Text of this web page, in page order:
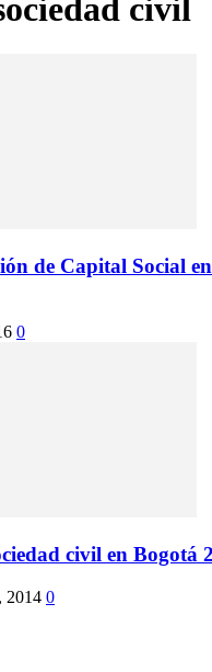
civil
de Capital Social
0
civil en Bogotá
2014 0